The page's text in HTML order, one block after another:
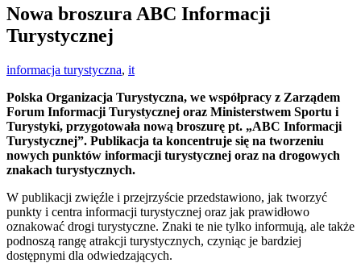
Nowa broszura ABC Informacji
Turystycznej
informacja turystyczna, it
Polska Organizacja Turystyczna, we współpracy z Zarządem
Forum Informacji Turystycznej oraz Ministerstwem Sportu i
Turystyki, przygotowała nową broszurę pt. „ABC Informacji
Turystycznej”. Publikacja ta koncentruje się na tworzeniu
nowych punktów informacji turystycznej oraz na drogowych
znakach turystycznych.
W publikacji zwięźle i przejrzyście przedstawiono, jak tworzyć
punkty i centra informacji turystycznej oraz jak prawidłowo
oznakować drogi turystyczne. Znaki te nie tylko informują, ale także
podnoszą rangę atrakcji turystycznych, czyniąc je bardziej
dostępnymi dla odwiedzających.